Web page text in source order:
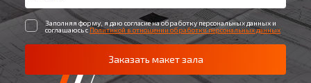
Заполняя форму, я даю согласие на обработку персональных данных и
соглашаюсь с Политикой в отношении обработки персональных данных
Заказать макет зала